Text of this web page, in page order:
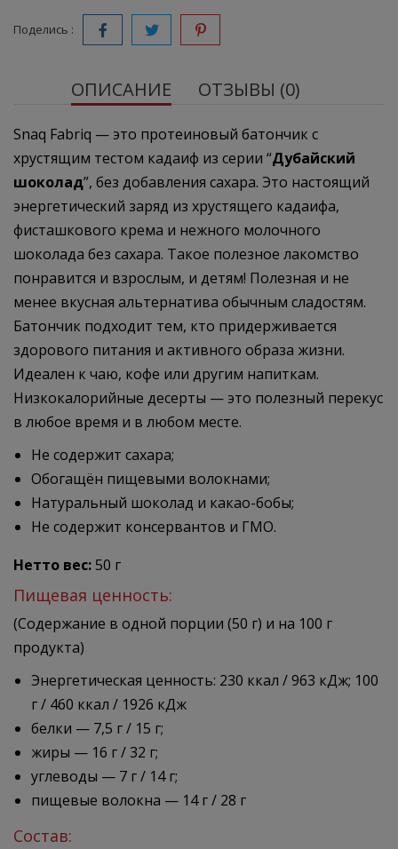
Поделись :
ОПИСАНИЕ ОТЗЫВЫ (0)
Snaq Fabriq — это протеиновый батончик с
хрустящим тестом кадаиф из серии “Дубайский
шоколад”, без добавления сахара. Это настоящий
энергетический заряд из хрустящего кадаифа,
фисташкового крема и нежного молочного
шоколада без сахара. Такое полезное лакомство
понравится и взрослым, и детям! Полезная и не
менее вкусная альтернатива обычным сладостям.
Батончик подходит тем, кто придерживается
здорового питания и активного образа жизни.
Идеален к чаю, кофе или другим напиткам.
Низкокалорийные десерты — это полезный перекус
в любое время и в любом месте.
Не содержит сахара;
Обогащён пищевыми волокнами;
Натуральный шоколад и какао-бобы;
Не содержит консервантов и ГМО.
Нетто вес:50 г
Пищевая ценность:
(Содержание в одной порции (50 г) и на 100 г
продукта)
Энергетическая ценность: 230 ккал / 963 кДж; 100
г / 460 ккал / 1926 кДж
белки — 7,5 г / 15 г;
жиры — 16 г / 32 г;
углеводы — 7 г / 14 г;
пищевые волокна — 14 г / 28 г
Состав: